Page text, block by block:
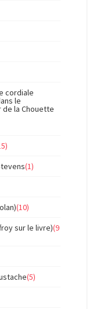
cordiale
le
de la Chouette
(1)
(10)
sur le livre)(9
(5)